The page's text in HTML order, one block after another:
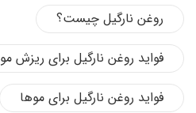
روغن نارگیل چیست؟
فواید روغن نارگیل برای ریزش مو
فواید روغن نارگیل برای موها